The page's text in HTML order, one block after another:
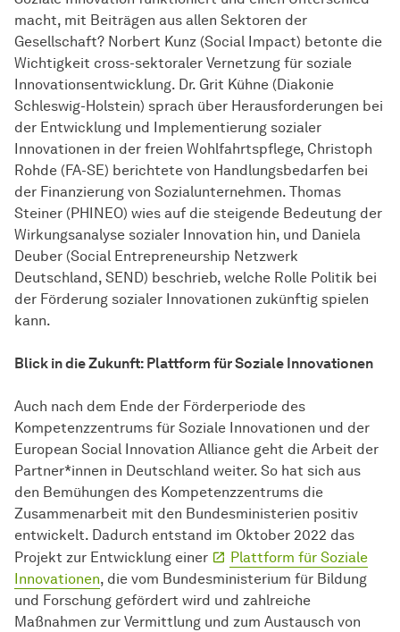
macht, mit Beiträgen aus allen Sektoren der
Gesellschaft? Norbert Kunz (Social Impact) betonte die
Wichtigkeit cross-sektoraler Vernetzung für soziale
Innovationsentwicklung. Dr. Grit Kühne (Diakonie
Schleswig-Holstein) sprach über Herausforderungen bei
der Entwicklung und Implementierung sozialer
Innovationen in der freien Wohlfahrtspflege, Christoph
Rohde (FA-SE) berichtete von Handlungsbedarfen bei
der Finanzierung von Sozialunternehmen. Thomas
Steiner (PHINEO) wies auf die steigende Bedeutung der
Wirkungsanalyse sozialer Innovation hin, und Daniela
Deuber (Social Entrepreneurship Netzwerk
Deutschland, SEND) beschrieb, welche Rolle Politik bei
der Förderung sozialer Innovationen zukünftig spielen
kann.
Blick in die Zukunft: Plattform für Soziale Innovationen
Auch nach dem Ende der Förderperiode des
Kompetenzzentrums für Soziale Innovationen und der
European Social Innovation Alliance geht die Arbeit der
Partner*innen in Deutschland weiter. So hat sich aus
den Bemühungen des Kompetenzzentrums die
Zusammenarbeit mit den Bundesministerien positiv
entwickelt. Dadurch entstand im Oktober 2022 das
Projekt zur Entwicklung einer
Plattform für Soziale
Innovationen, die vom Bundesministerium für Bildung
und Forschung gefördert wird und zahlreiche
Maßnahmen zur Vermittlung und zum Austausch von